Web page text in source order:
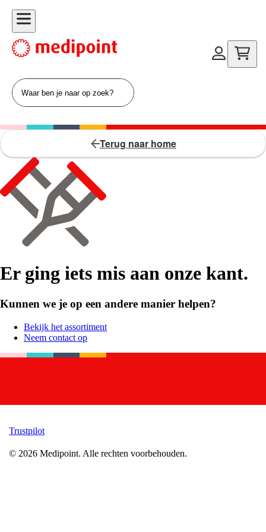
Terug naar home
Er ging iets mis aan onze kant.
Kunnen we je op een andere manier helpen?
Bekijk het assortiment
Neem contact op
Trustpilot
© 2026 Medipoint. Alle rechten voorbehouden.